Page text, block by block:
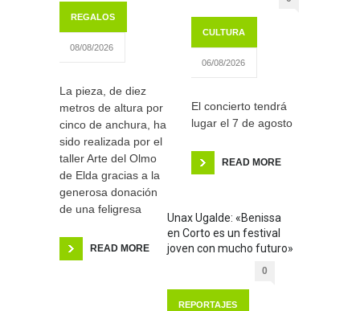
REGALOS
08/08/2026
La pieza, de diez
metros de altura por
cinco de anchura, ha
sido realizada por el
taller Arte del Olmo
de Elda gracias a la
generosa donación
de una feligresa
READ MORE
CULTURA
06/08/2026
El concierto tendrá
lugar el 7 de agosto
READ MORE
Unax Ugalde: «Benissa
en Corto es un festival
joven con mucho futuro»
0
REPORTAJES